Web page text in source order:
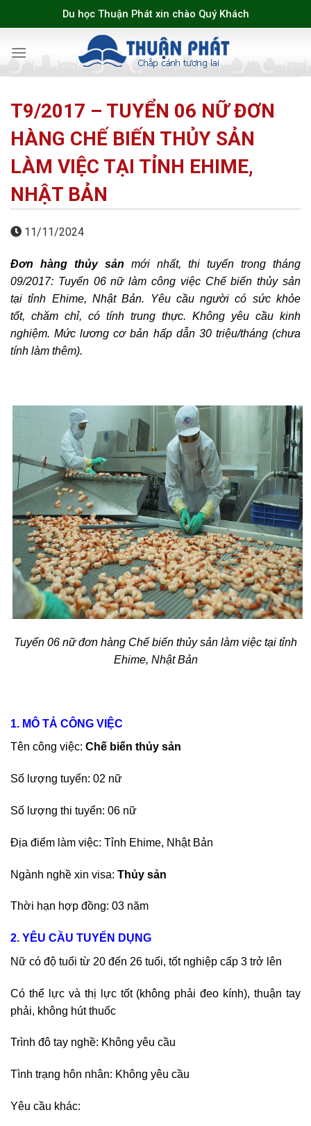
to
Du học Thuận Phát xin chào Quý Khách
T9/2017 – TUYỂN 06 NỮ ĐƠN
HÀNG CHẾ BIẾN THỦY SẢN
LÀM VIỆC TẠI TỈNH EHIME,
NHẬT BẢN
11/11/2024
Đơn hàng thủy sản mới nhất, thi tuyển trong tháng
09/2017: Tuyển 06 nữ làm công việc Chế biến thủy sản
tại tỉnh Ehime, Nhật Bản. Yêu cầu người có sức khỏe
tốt, chăm chỉ, có tính trung thực. Không yêu cầu kinh
nghiệm. Mức lương cơ bản hấp dẫn 30 triệu/tháng (chưa
tính làm thêm).
Tuyển 06 nữ đơn hàng Chế biến thủy sản làm việc tại tỉnh
Ehime, Nhật Bản
1. MÔ TẢ CÔNG VIỆC
Tên công việc: Chế biến thủy sản
Số lượng tuyển: 02 nữ
Số lượng thi tuyển: 06 nữ
Địa điểm làm việc: Tỉnh Ehime, Nhật Bản
Ngành nghề xin visa: Thủy sản
Thời hạn hợp đồng: 03 năm
2. YÊU CẦU TUYỂN DỤNG
Nữ có độ tuổi từ 20 đến 26 tuổi, tốt nghiệp cấp 3 trở lên
Có thể lực và thị lực tốt (không phải đeo kính), thuận tay
phải, không hút thuốc
Trình đô tay nghề: Không yêu cầu
Tình trạng hôn nhân: Không yêu cầu
Yêu cầu khác: